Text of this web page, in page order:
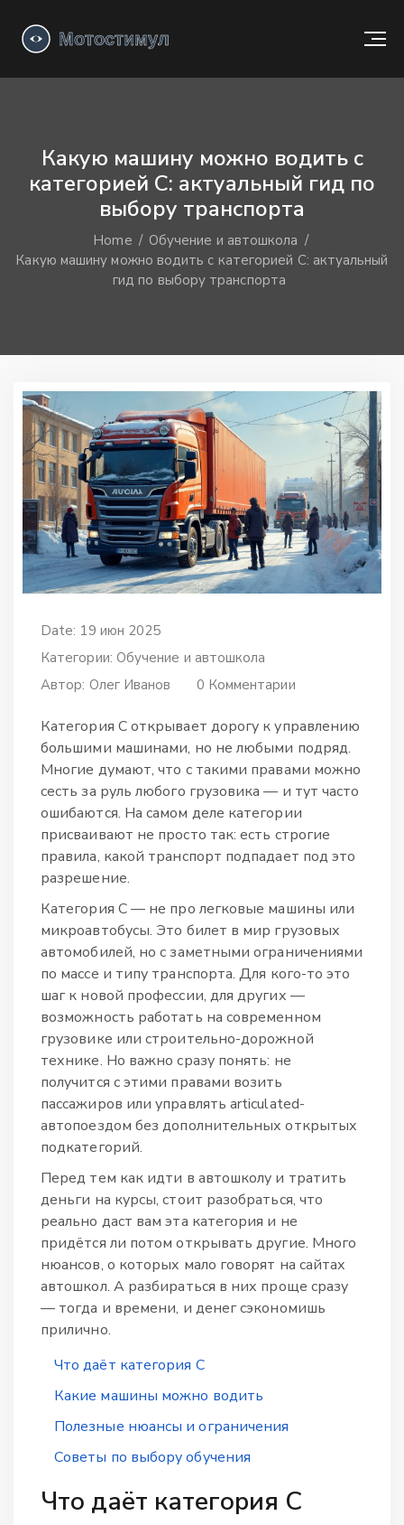
Какую машину можно водить с
категорией C: актуальный гид по
выбору транспорта
Home
Обучение и автошкола
Какую машину можно водить с категорией C: актуальный
гид по выбору транспорта
Date: 19 июн 2025
Категории: Обучение и автошкола
Автор: Олег Иванов 0 Комментарии
Категория C открывает дорогу к управлению
большими машинами, но не любыми подряд.
Многие думают, что с такими правами можно
сесть за руль любого грузовика — и тут часто
ошибаются. На самом деле категории
присваивают не просто так: есть строгие
правила, какой транспорт подпадает под это
разрешение.
Категория C — не про легковые машины или
микроавтобусы. Это билет в мир грузовых
автомобилей, но с заметными ограничениями
по массе и типу транспорта. Для кого-то это
шаг к новой профессии, для других —
возможность работать на современном
грузовике или строительно-дорожной
технике. Но важно сразу понять: не
получится с этими правами возить
пассажиров или управлять articulated-
автопоездом без дополнительных открытых
подкатегорий.
Перед тем как идти в автошколу и тратить
деньги на курсы, стоит разобраться, что
реально даст вам эта категория и не
придётся ли потом открывать другие. Много
нюансов, о которых мало говорят на сайтах
автошкол. А разбираться в них проще сразу
— тогда и времени, и денег сэкономишь
прилично.
Что даёт категория C
Какие машины можно водить
Полезные нюансы и ограничения
Советы по выбору обучения
Что даёт категория C